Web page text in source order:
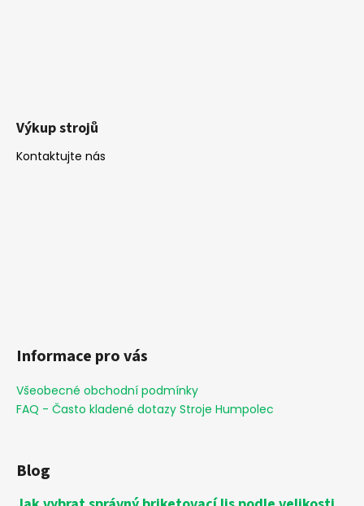
Výkup strojů
Kontaktujte nás
Informace pro vás
Všeobecné obchodní podmínky
FAQ - Často kladené dotazy Stroje Humpolec
Blog